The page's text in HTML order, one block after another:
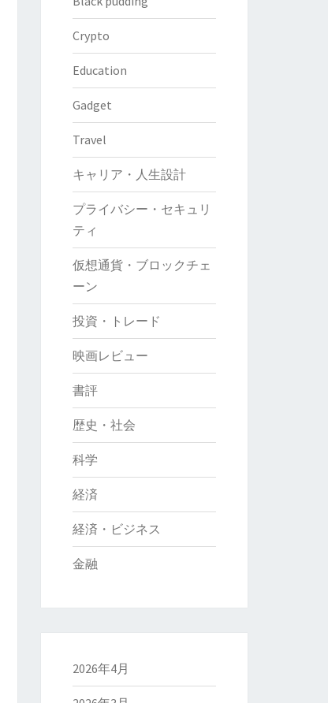
Crypto
Education
Gadget
Travel
キャリア・人生設計
プライバシー・セキュリ
ティ
仮想通貨・ブロックチェ
ーン
投資・トレード
映画レビュー
書評
歴史・社会
科学
経済
経済・ビジネス
金融
2026年4月